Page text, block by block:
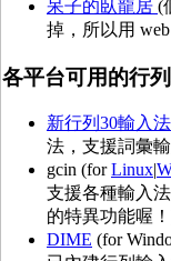
呆子的臥龍居 (
掉，所以用
各平台可用的行
新行列30輸入法
法，支援詞彙
gcin (forLinux|
支援各種輸入
的特異功能喔
DIME (for